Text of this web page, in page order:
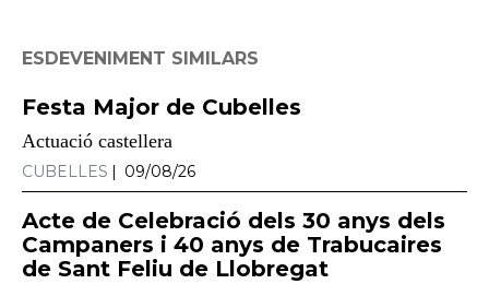
ESDEVENIMENT SIMILARS
Festa Major de Cubelles
Actuació castellera
CUBELLES 09/08/26
Acte de Celebració dels 30 anys dels
Campaners i 40 anys de Trabucaires
de Sant Feliu de Llobregat